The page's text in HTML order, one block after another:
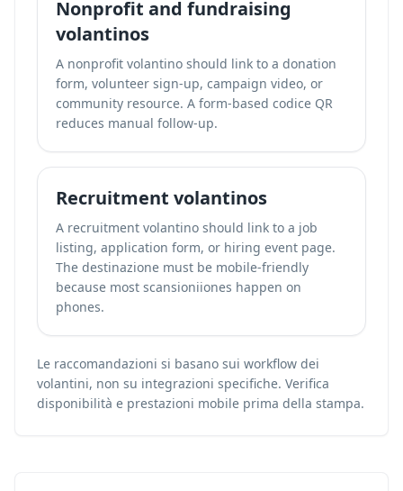
Nonprofit and fundraising
volantinos
A nonprofit volantino should link to a donation
form, volunteer sign-up, campaign video, or
community resource. A form-based codice QR
reduces manual follow-up.
Recruitment volantinos
A recruitment volantino should link to a job
listing, application form, or hiring event page.
The destinazione must be mobile-friendly
because most scansioniiones happen on
phones.
Le raccomandazioni si basano sui workflow dei
volantini, non su integrazioni specifiche. Verifica
disponibilità e prestazioni mobile prima della stampa.